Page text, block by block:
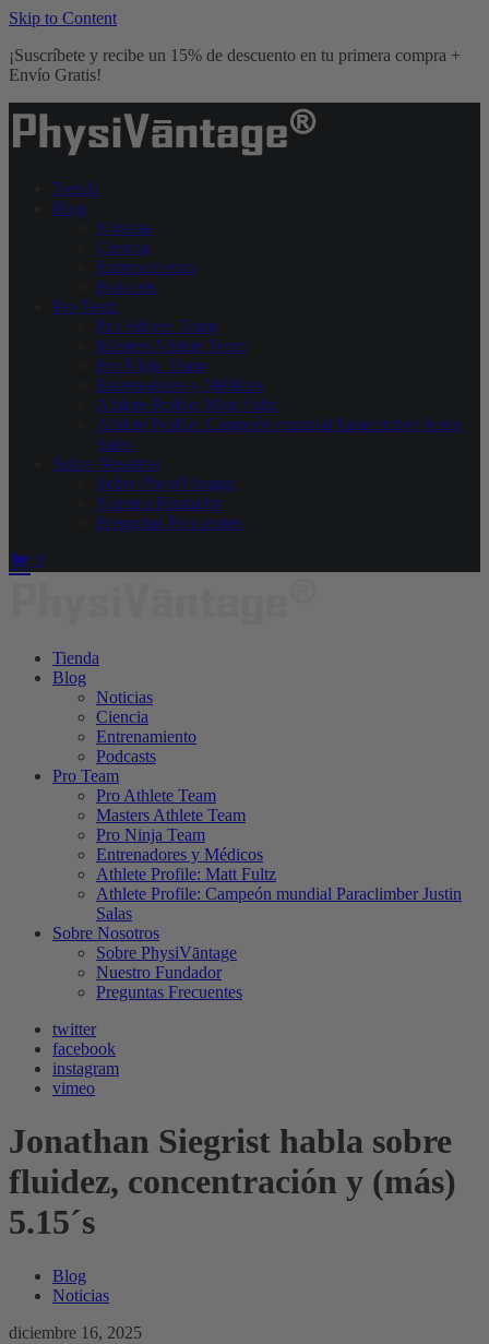
Skip to Content
¡Suscríbete y recibe un 15% de descuento en tu primera compra +
Envío Gratis!
Tienda
Blog
Noticias
Ciencia
Entrenamiento
Podcasts
Pro Team
Pro Athlete Team
Masters Athlete Team
Pro Ninja Team
Entrenadores y Médicos
Athlete Profile: Matt Fultz
Athlete Profile: Campeón mundial Paraclimber Justin
Salas
Sobre Nosotros
Sobre PhysiVāntage
Nuestro Fundador
Preguntas Frecuentes
0
Tienda
Blog
Noticias
Ciencia
Entrenamiento
Podcasts
Pro Team
Pro Athlete Team
Masters Athlete Team
Pro Ninja Team
Entrenadores y Médicos
Athlete Profile: Matt Fultz
Athlete Profile: Campeón mundial Paraclimber Justin
Salas
Sobre Nosotros
Sobre PhysiVāntage
Nuestro Fundador
Preguntas Frecuentes
twitter
facebook
instagram
vimeo
Jonathan Siegrist habla sobre
fluidez, concentración y (más)
5.15´s
Blog
Noticias
diciembre 16, 2025